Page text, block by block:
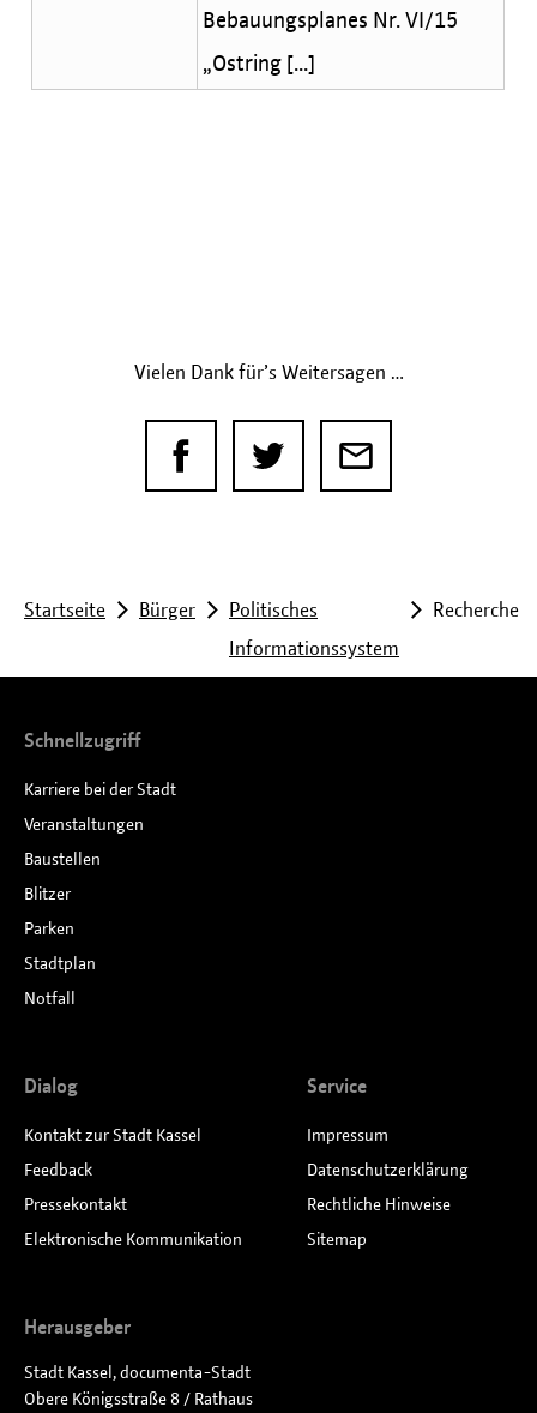
Bebauungsplanes Nr. VI/15
„Ostring [...]
Vielen Dank für’s Weitersagen …
Sie
hier:
Startseite Bürger
Politisches
Informationssystem
Recherche
Schnellzugriff
Karriere bei der Stadt
Veranstaltungen
Baustellen
Blitzer
Parken
Stadtplan
Notfall
Dialog
Kontakt zur Stadt Kassel
Feedback
Pressekontakt
Elektronische Kommunikation
Service
Impressum
Datenschutzerklärung
Rechtliche Hinweise
Sitemap
Herausgeber
Stadt Kassel, documenta-Stadt
Obere Königsstraße 8 / Rathaus